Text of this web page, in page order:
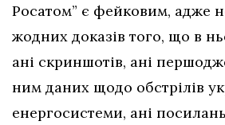
Росатом” є фейковим, адже
жодних доказів того, що в
ані скриншотів, ані
ним даних щодо обстрілів
енергосистеми, ані